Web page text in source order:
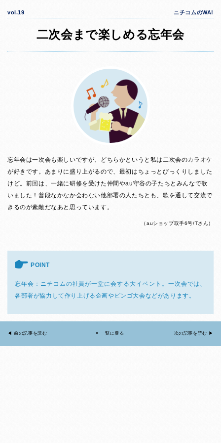
vol.19 ニチコムのWA!
二次会まで楽しめる忘年会
忘年会は一次会も楽しいですが、どちらかというと私は二次会のカラオケ
が好きです。あまりに盛り上がるので、最初はちょっとびっくりしました
けど。前回は、一緒に研修を受けた仲間やau守谷の子たちとみんなで歌
いました！普段なかなか会わない他部署の人たちとも、歌を通して交流で
きるのが素敵だなあと思っています。
（auショップ取手6号/Tさん）
POINT
忘年会：ニチコムの社員が一堂に会する大イベント。一次会では、
各部署が協力して作り上げる企画やビンゴ大会などがあります。
◀︎ 前の記事を読む × 一覧に戻る 次の記事を読む ▶︎